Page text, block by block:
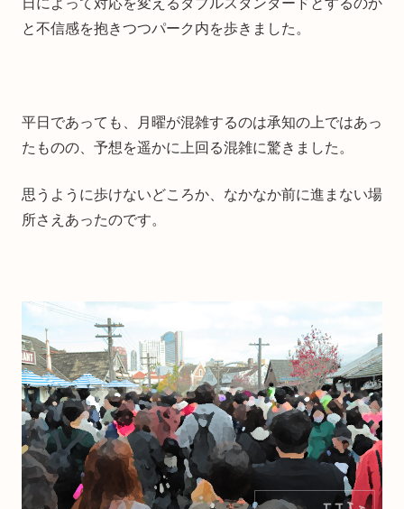
と不信感を抱きつつパーク内を歩きました。
平日であっても、月曜が混雑するのは承知の上ではあっ
たものの、予想を遥かに上回る混雑に驚きました。
思うように歩けないどころか、なかなか前に進まない場
所さえあったのです。